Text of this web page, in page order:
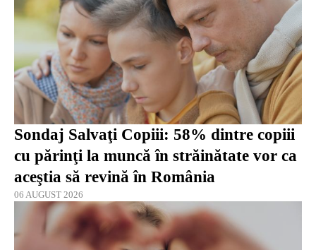
Sondaj Salvaţi Copiii: 58% dintre copiii
cu părinţi la muncă în străinătate vor ca
aceştia să revină în România
06 AUGUST 2026